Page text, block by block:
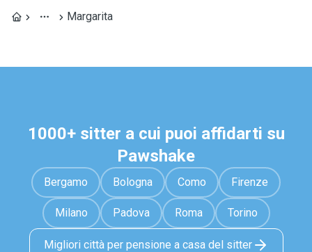
Margarita
1000+ sitter a cui puoi affidarti su
Pawshake
Bergamo Bologna Como Firenze
Milano Padova Roma Torino
Migliori città per pensione a casa del sitter